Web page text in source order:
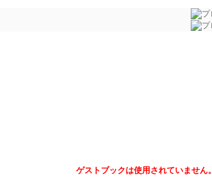
ゲストブックは使用されていません。